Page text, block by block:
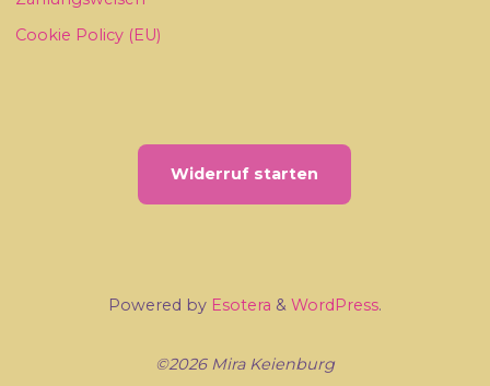
Cookie Policy (EU)
Widerruf starten
Powered by Esotera & WordPress.
©2026 Mira Keienburg